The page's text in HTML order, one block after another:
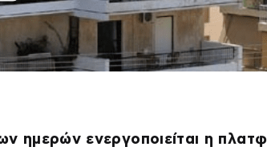
ημερών ενεργοποιείται η